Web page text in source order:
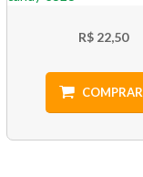
R$ 22,50
COMPRAR